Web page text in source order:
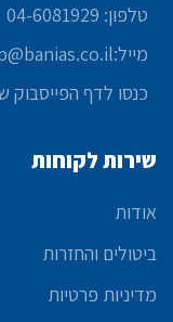
טלפון: 04-6081929
מייל:shop@banias.co.il
כנסו לדף הפייסבוק
שירות לקוחות
אודות
ביטולים והחזרות
מדיניות פרטיות